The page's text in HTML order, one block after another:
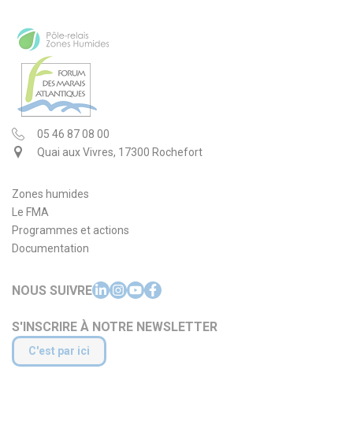
05 46 87 08 00
Quai aux Vivres, 17300 Rochefort
Zones humides
Le FMA
Programmes et actions
Documentation
NOUS SUIVRE
S'INSCRIRE À NOTRE NEWSLETTER
C'est par ici